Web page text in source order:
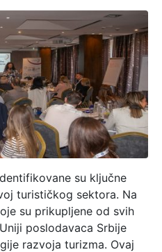
su ključne
turističkog sektora. Na
su prikupljene od svih
poslodavaca Srbije
razvoja turizma. Ovaj